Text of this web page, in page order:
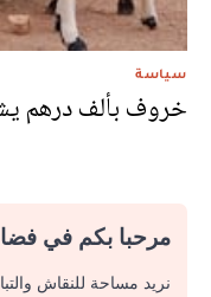
سياسة
خروف بألف درهم
مرحبا بكم في
نريد مساحة للنقاش